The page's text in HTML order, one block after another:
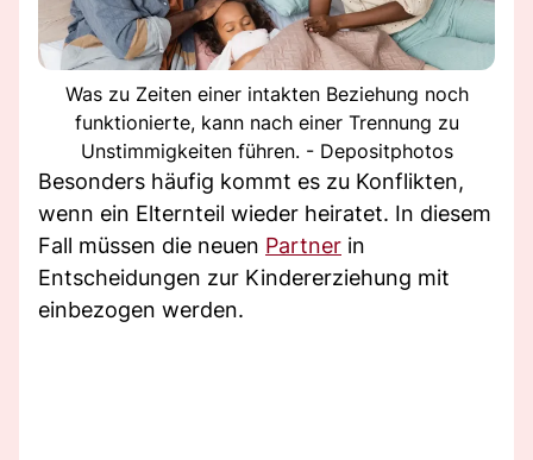
Was zu Zeiten einer intakten Beziehung noch
funktionierte, kann nach einer Trennung zu
Unstimmigkeiten führen. - Depositphotos
Besonders häufig kommt es zu Konflikten,
wenn ein Elternteil wieder heiratet. In diesem
Fall müssen die neuen Partner in
Entscheidungen zur Kindererziehung mit
einbezogen werden.